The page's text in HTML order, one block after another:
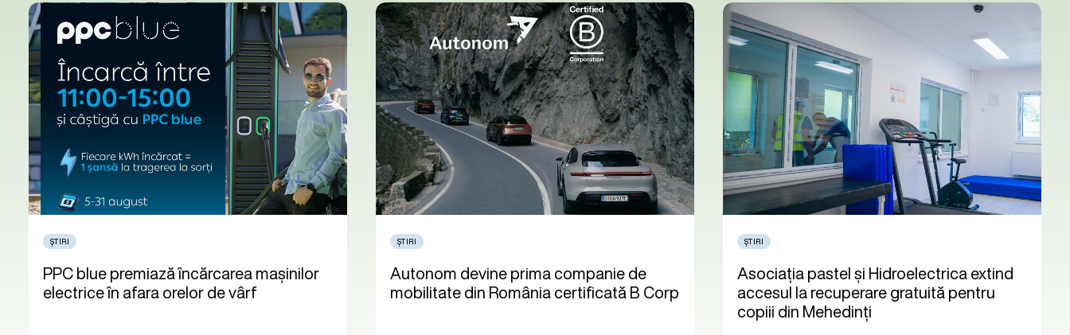
ȘTIRI
PPC blue premiază încărcarea mașinilor
electrice în afara orelor de vârf
ȘTIRI
Autonom devine prima companie de
mobilitate din România certificată B Corp
ȘTIRI
Asociația pastel și Hidroelectrica extind
accesul la recuperare gratuită pentru
copiii din Mehedinți